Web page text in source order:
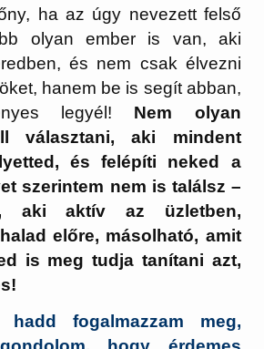
ha az úgy nevezett felső
olyan ember is van, aki
és nem csak élvezni
hanem be is segít abban,
legyél! Nem olyan
választani, aki mindent
és felépíti neked a
szerintem nem is találsz –
aki aktív az üzletben,
előre, másolható, amit
is meg tudja tanítani azt,
hadd fogalmazzam meg,